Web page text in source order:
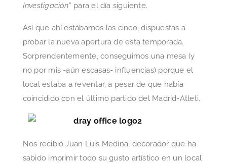
Investigación” para el día siguiente.
Así que ahí estábamos las cinco, dispuestas a
probar la nueva apertura de esta temporada.
Sorprendentemente, conseguimos una mesa (y
no por mis -aún escasas- influencias) porque el
local estaba a reventar, a pesar de que había
coincidido con el último partido del Madrid-Atleti.
Nos recibió Juan Luis Medina, decorador que ha
sabido imprimir todo su gusto artístico en un local